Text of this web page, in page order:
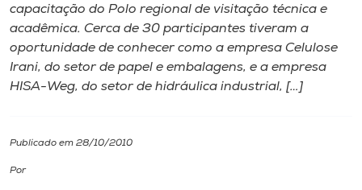
Internacionalização
I.nova
Cultura
capacitação do Polo regional de visitação técnica e
acadêmica. Cerca de 30 participantes tiveram a
oportunidade de conhecer como a empresa Celulose
Irani, do setor de papel e embalagens, e a empresa
HISA-Weg, do setor de hidráulica industrial, […]
Publicado em 28/10/2010
Por